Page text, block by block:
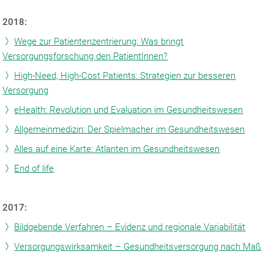
2018:
Wege zur Patientenzentrierung: Was bringt
Versorgungsforschung den PatientInnen?
High-Need, High-Cost Patients: Strategien zur besseren
Versorgung
eHealth: Revolution und Evaluation im Gesundheitswesen
Allgemeinmedizin: Der Spielmacher im Gesundheitswesen
Alles auf eine Karte: Atlanten im Gesundheitswesen
End of life
2017:
Bildgebende Verfahren – Evidenz und regionale Variabilität
Versorgungswirksamkeit – Gesundheitsversorgung nach Maß